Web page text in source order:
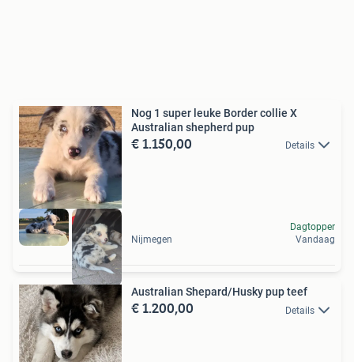
Nog 1 super leuke Border collie X
Australian shepherd pup
€ 1.150,00 Details
Nijmegen
Dagtopper
Vandaag
Australian Shepard/Husky pup teef
€ 1.200,00 Details